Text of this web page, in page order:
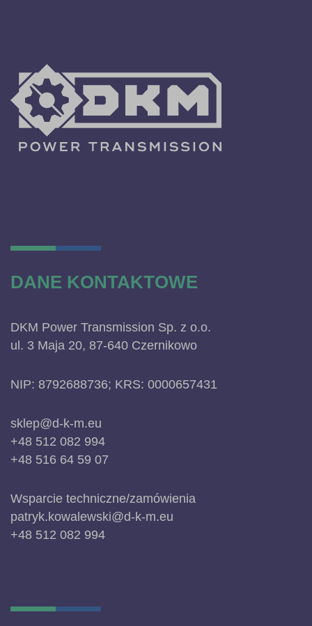
DANE KONTAKTOWE
DKM Power Transmission Sp. z o.o.
ul. 3 Maja 20, 87-640 Czernikowo
NIP: 8792688736; KRS: 0000657431
sklep@d-k-m.eu
+48 512 082 994
+48 516 64 59 07
Wsparcie techniczne/zamówienia
patryk.kowalewski@d-k-m.eu
+48 512 082 994